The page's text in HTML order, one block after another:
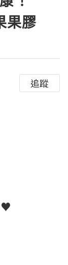
果膠
追蹤
♥